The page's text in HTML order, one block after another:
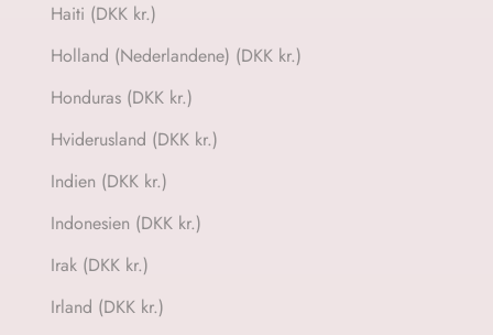
Haiti (DKK kr.)
Holland (Nederlandene) (DKK kr.)
Honduras (DKK kr.)
Hviderusland (DKK kr.)
Indien (DKK kr.)
Indonesien (DKK kr.)
Irak (DKK kr.)
Irland (DKK kr.)